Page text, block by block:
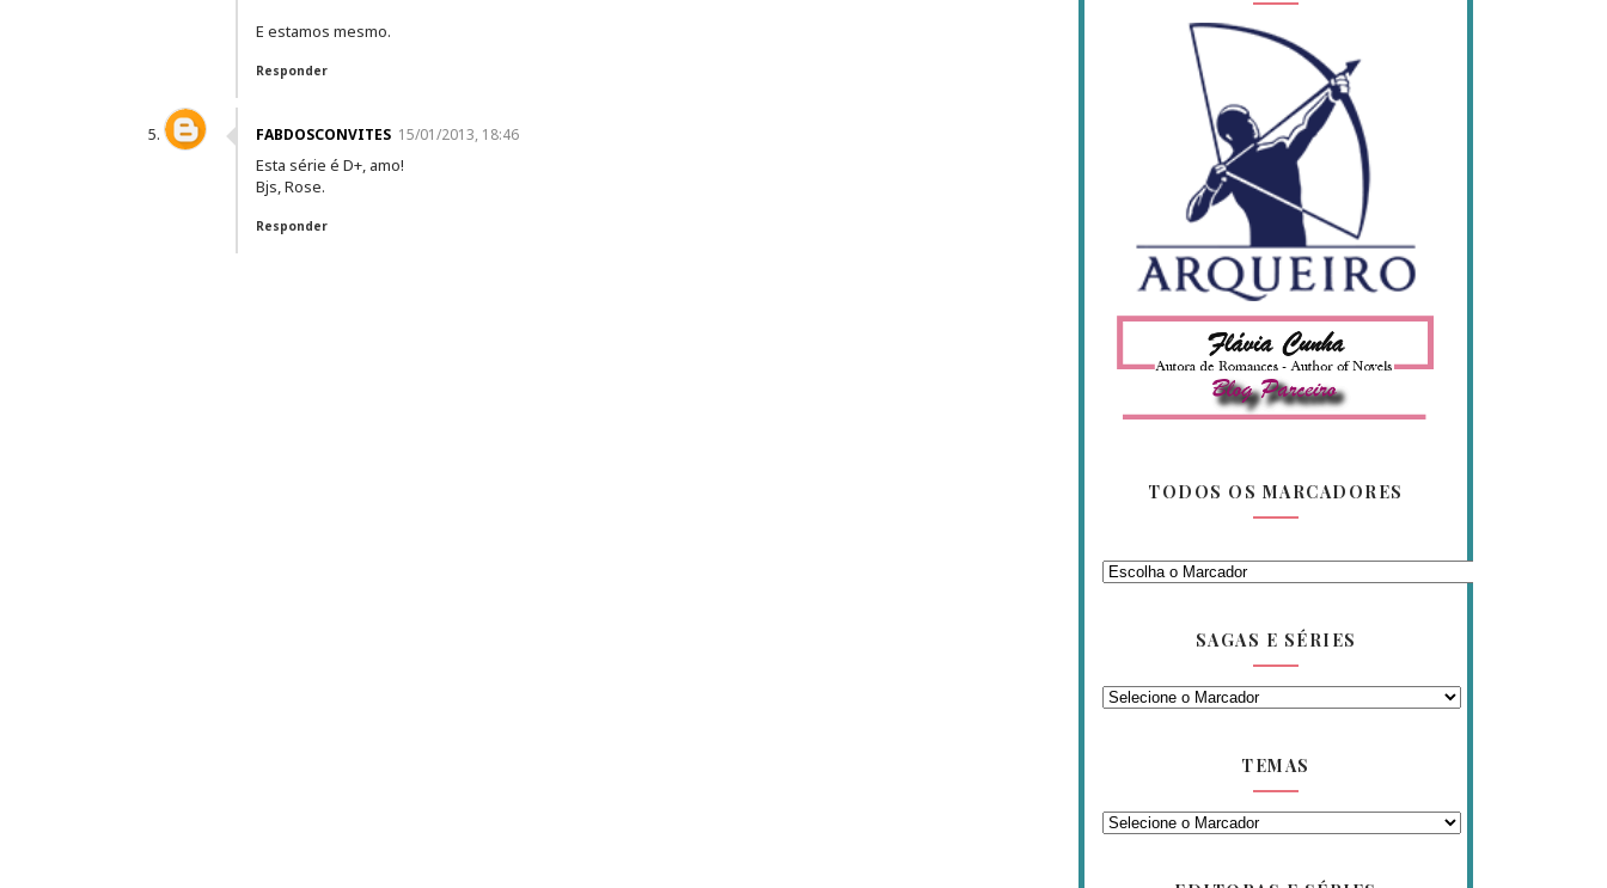
E estamos mesmo.
Responder
FABDOSCONVITES 15/01/2013, 18:46
Esta série é D+, amo!
Bjs, Rose.
Responder
TODOS OS MARCADORES
SAGAS E SÉRIES
TEMAS